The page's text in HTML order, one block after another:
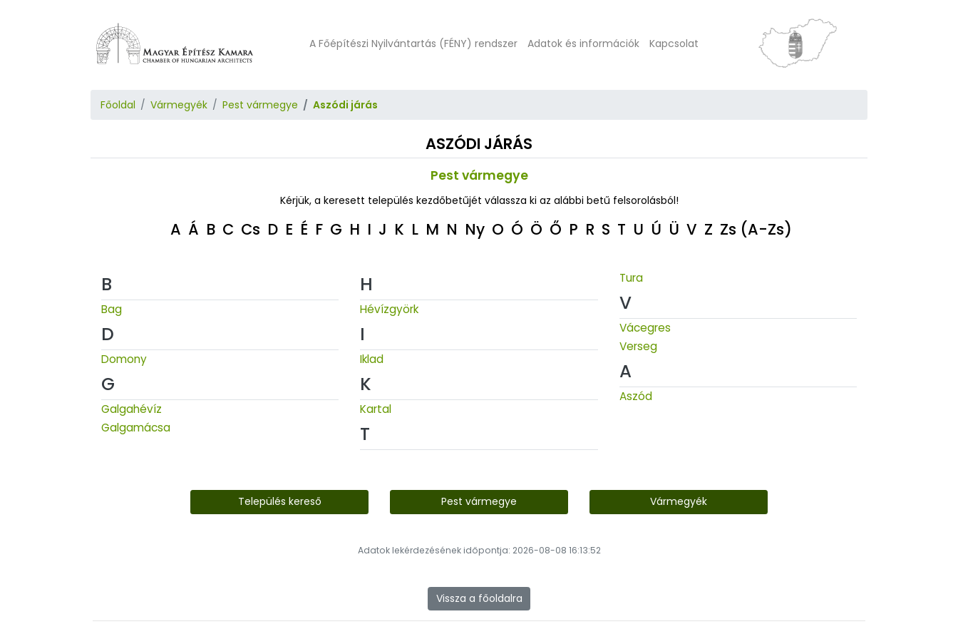
A Főépítészi Nyilvántartás (FÉNY) rendszer Adatok és információk Kapcsolat
Főoldal Vármegyék Pest vármegye Aszódi járás
ASZÓDI JÁRÁS
Pest vármegye
Kérjük, a keresett település kezdőbetűjét válassza ki az alábbi betű felsorolásból!
A Á B C Cs D E É F G H I J K L M N Ny O Ó Ö Ő P R S T U Ú Ü V Z Zs (A-Zs)
B
Bag
D
Domony
G
Galgahévíz
Galgamácsa
H
Hévízgyörk
I
Iklad
K
Kartal
T
Tura
V
Vácegres
Verseg
A
Aszód
Település kereső Pest vármegye Vármegyék
Adatok lekérdezésének időpontja: 2026-08-08 16:13:52
Vissza a főoldalra